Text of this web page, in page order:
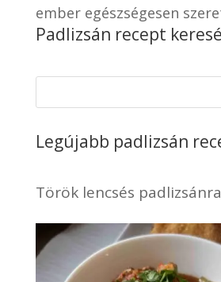
ember egészségesen
Padlizsán recept
Legújabb padlizsán
Török lencsés